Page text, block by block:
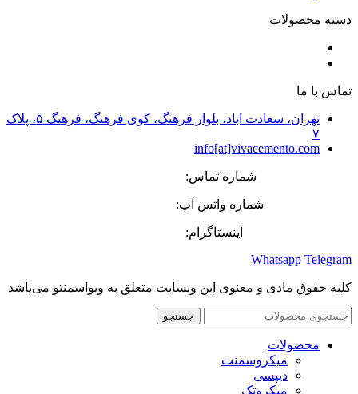
دسته محصولات
تماس با ما
تهران، سعادت اباد، بلوار فرهنگ، کوی فرهنگ، فرهنگ ۵، پلاک
۷
info[at]vivacemento.com
شماره تماس:
شماره واتس آپ:
اینستاگرام:
Whatsapp Telegram
کلیه حقوق مادی و معنوی این وبسایت متعلق به ویواسمنتو می‌باشد
جستجو
محصولات
میکروسمنت
دیپسی
میکروتک